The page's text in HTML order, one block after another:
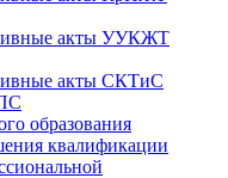
акты УУКЖТ
акты СКТиС
образования
квалификации